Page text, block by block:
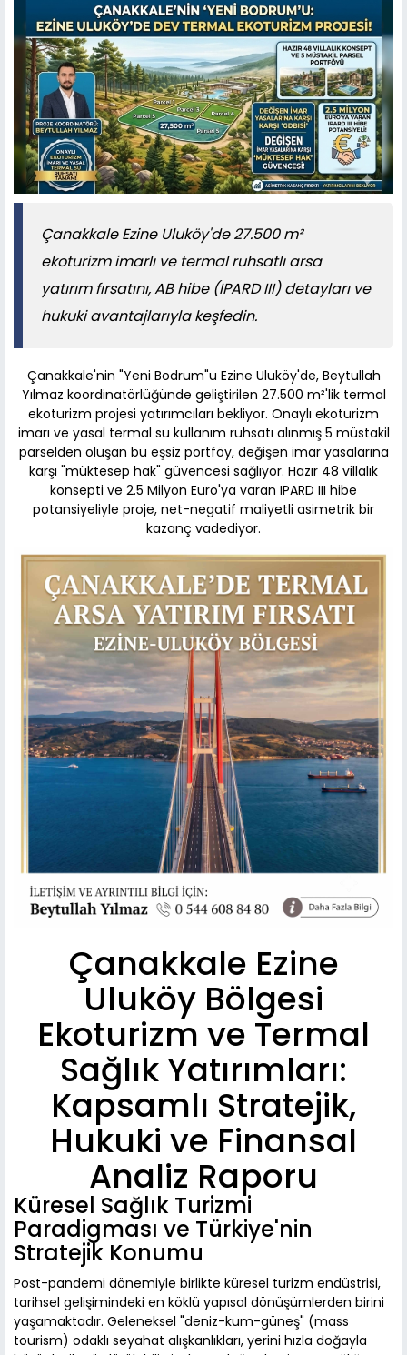
Çanakkale Ezine Uluköy'de 27.500 m²
ekoturizm imarlı ve termal ruhsatlı arsa
yatırım fırsatını, AB hibe (IPARD III) detayları ve
hukuki avantajlarıyla keşfedin.
Çanakkale'nin "Yeni Bodrum"u Ezine Uluköy'de, Beytullah
Yılmaz koordinatörlüğünde geliştirilen 27.500 m²'lik termal
ekoturizm projesi yatırımcıları bekliyor. Onaylı ekoturizm
imarı ve yasal termal su kullanım ruhsatı alınmış 5 müstakil
parselden oluşan bu eşsiz portföy, değişen imar yasalarına
karşı "müktesep hak" güvencesi sağlıyor. Hazır 48 villalık
konsepti ve 2.5 Milyon Euro'ya varan IPARD III hibe
potansiyeliyle proje, net-negatif maliyetli asimetrik bir
kazanç vadediyor.
Çanakkale Ezine
Uluköy Bölgesi
Ekoturizm ve Termal
Sağlık Yatırımları:
Kapsamlı Stratejik,
Hukuki ve Finansal
Analiz Raporu
Küresel Sağlık Turizmi
Paradigması ve Türkiye'nin
Stratejik Konumu
Post-pandemi dönemiyle birlikte küresel turizm endüstrisi,
tarihsel gelişimindeki en köklü yapısal dönüşümlerden birini
yaşamaktadır. Geleneksel "deniz-kum-güneş" (mass
tourism) odaklı seyahat alışkanlıkları, yerini hızla doğayla